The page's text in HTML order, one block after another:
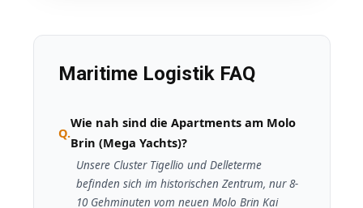
Maritime Logistik FAQ
Wie nah sind die Apartments am Molo
Brin (Mega Yachts)?
Unsere Cluster Tigellio und Delleterme
befinden sich im historischen Zentrum, nur 8-
10 Gehminuten vom neuen Molo Brin Kai